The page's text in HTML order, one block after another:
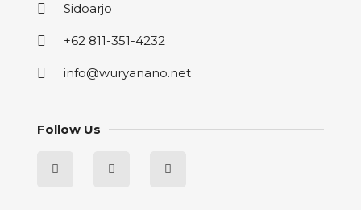
Sidoarjo
+62 811-351-4232
info@wuryanano.net
Follow Us